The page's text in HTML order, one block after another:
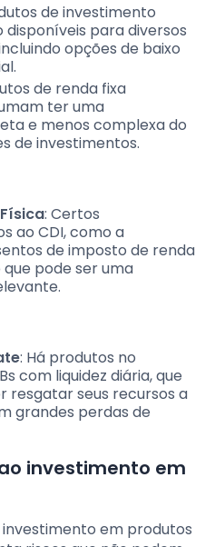
de investimento
para diversos
opções de baixo
de renda fixa
ter uma
e menos complexa do
de investimentos.
: Certos
ao CDI, como a
de imposto de renda
pode ser uma
: Há produtos no
com liquidez diária, que
resgatar seus recursos a
grandes perdas de
investimento em
em produtos